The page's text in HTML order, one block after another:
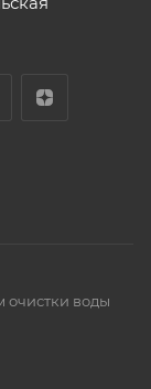
очистки воды